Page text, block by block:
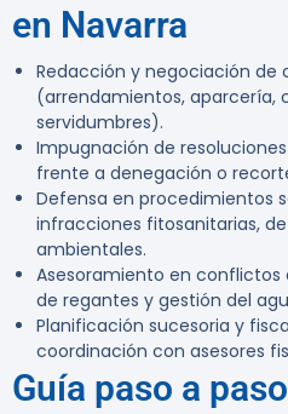
en Navarra
Redacción y negociación de
(arrendamientos, aparcería,
servidumbres).
Impugnación de
frente a denegación o
Defensa en procedimientos
infracciones fitosanitarias,
ambientales.
Asesoramiento en conflictos
de regantes y gestión del
Planificación sucesoria y
coordinación con asesores
Guía paso a